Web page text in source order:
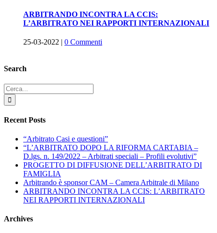
ARBITRANDO INCONTRA LA CCIS:
L’ARBITRATO NEI RAPPORTI INTERNAZIONALI
25-03-2022 | 0 Commenti
Search
Cerca
per:
Recent Posts
“Arbitrato Casi e questioni”
“L’ARBITRATO DOPO LA RIFORMA CARTABIA –
D.lgs. n. 149/2022 – Arbitrati speciali – Profili evolutivi”
PROGETTO DI DIFFUSIONE DELL’ARBITRATO DI
FAMIGLIA
Arbitrando è sponsor CAM – Camera Arbitrale di Milano
ARBITRANDO INCONTRA LA CCIS: L’ARBITRATO
NEI RAPPORTI INTERNAZIONALI
Archives